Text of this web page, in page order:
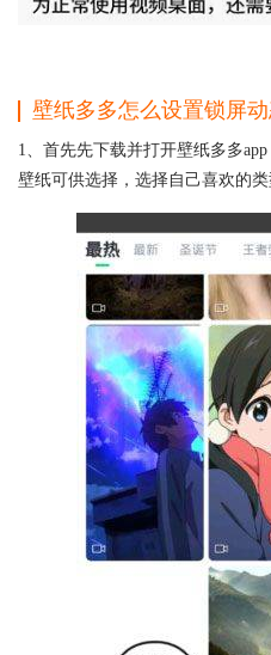
壁纸多多怎么设置锁屏
1、首先先下载并打开壁纸多多
壁纸可供选择，选择自己喜欢的类